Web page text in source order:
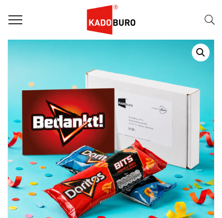
Home Zakelijke bedankjes